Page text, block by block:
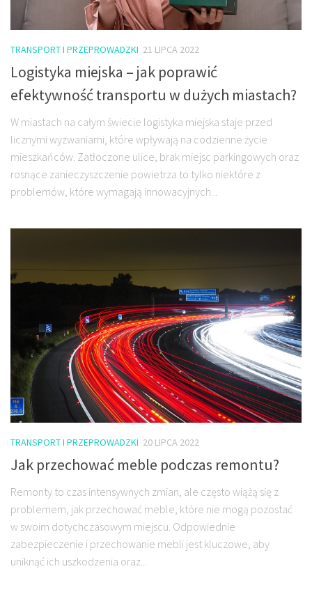
TRANSPORT I PRZEPROWADZKI 21 LIPCA 2022
Logistyka miejska – jak poprawić
efektywność transportu w dużych miastach?
W miastach na całym świecie logistyka miejska staje przed
licznymi wyzwaniami, które wpływają na codzienne życie
mieszkańców. Zatłoczone ulice, brak miejsc parkingowych oraz
rosnące zanieczyszczenie powietrza to tylko niektóre z
problemów, które wymagają innowacyjnych...
TRANSPORT I PRZEPROWADZKI 20 LIPCA 2022
Jak przechować meble podczas remontu?
Remonty to czas intensywnych zmian, ale często wiążą się z
problemem, jak przechować meble, które nie mogą pozostać
w swoim dotychczasowym miejscu. Odpowiednie
zabezpieczenie i przechowanie mebli jest kluczowe, aby
uniknąć ich uszkodzenia oraz...